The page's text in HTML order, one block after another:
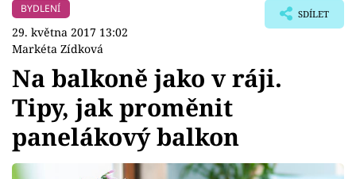
BYDLENÍ SLAVNÝCH
Témata
Bydlení
BYDLENÍ
29. května 2017 13:02
Markéta Zídková
SDÍLET
Na balkoně jako v ráji.
Tipy, jak proměnit
panelákový balkon